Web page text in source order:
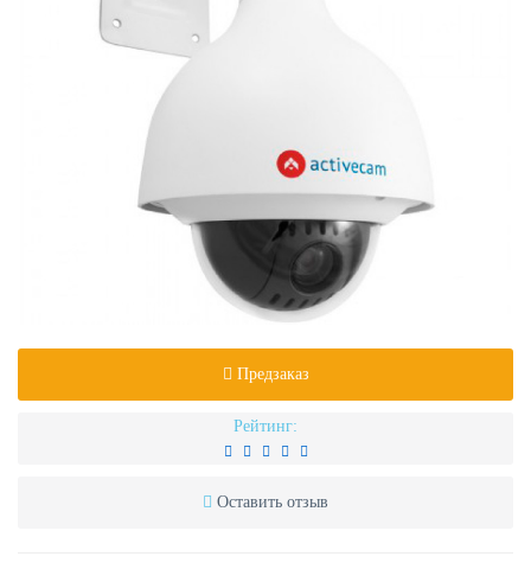
Предзаказ
Рейтинг:
Оставить отзыв